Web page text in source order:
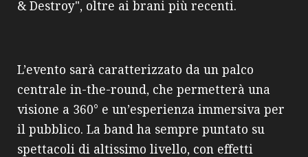
& Destroy", oltre ai brani più recenti.
L’evento sarà caratterizzato da un palco
centrale in-the-round, che permetterà una
visione a 360° e un’esperienza immersiva per
il pubblico. La band ha sempre puntato su
spettacoli di altissimo livello, con effetti